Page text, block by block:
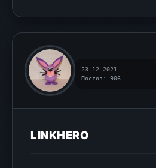
23.12.2021
Постов: 906
LINKHERO